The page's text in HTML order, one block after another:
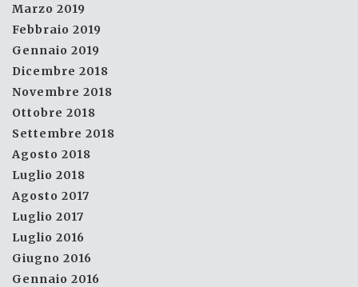
Marzo 2019
Febbraio 2019
Gennaio 2019
Dicembre 2018
Novembre 2018
Ottobre 2018
Settembre 2018
Agosto 2018
Luglio 2018
Agosto 2017
Luglio 2017
Luglio 2016
Giugno 2016
Gennaio 2016